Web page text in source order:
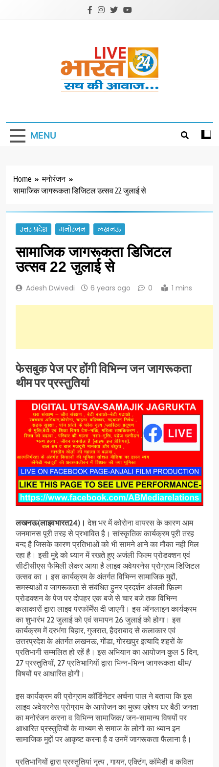
MENU
Home
मनोरंजन
सामाजिक जागरूकता डिजिटल उत्सव 22 जुलाई से
उत्तर प्रदेश मनोरंजन लखनऊ
सामाजिक जागरूकता डिजिटल
उत्सव 22 जुलाई से
Adesh Dwivedi 6 years ago 0 1 mins
फेसबुक पेज पर होंगी विभिन्न जन जागरूकता
थीम पर प्रस्तुतियां
लखनऊ(लाइवभारत24)। देश भर में कोरोना वायरस के कारण आम
जनमानस पूरी तरह से प्रभावित है। सांस्कृतिक कार्यक्रम पूरी तरह
बन्द है जिसके कारण प्रतिभाओं को भी सामने आने का मौका नही मिल
रहा है। इसी मुद्दे को ध्यान में रखते हुए अजंली फिल्म प्रोडक्शन एवं
सीटीसीएस फैमिली लेकर आया है लाइव अवेयरनेस प्रोग्राम डिजिटल
उत्सव का । इस कार्यक्रम के अंतर्गत विभिन्न सामाजिक मुद्दों,
समस्याओं व जागरूकता से संबंधित हुनर प्रदर्शन अंजली फ़िल्म
प्रोडक्शन के पेज पर दोपहर एक बजे से चार बजे तक विभिन्न
कलाकारों द्वारा लाइव परफॉर्मेंस दी जाएगी। इस ऑनलाइन कार्यक्रम
का शुभारंभ 22 जुलाई को एवं समापन 26 जुलाई को होगा। इस
कार्यक्रम में दरभंगा बिहार, गुजरात, हैदराबाद से कलाकार एवं
उत्तरप्रदेश के अंतर्गत लखनऊ, गोंडा, गोरखपुर इत्यादि शहरों के
प्रतिभागी सम्मलित हो रहें है। इस अभियान का आयोजन कुल 5 दिन,
27 प्रस्तुतियॉं, 27 प्रतिभागियों द्वारा भिन्न-भिन्न जागरूकता थीम/
विषयों पर आधारित होगी।
इस कार्यक्रम की प्रोग्राम कॉर्डिनेटर अर्चना पाल ने बताया कि इस
लाइव अवेयरनेस प्रोग्राम के आयोजन का मुख्य उद्देश्य घर बैठी जनता
का मनोरंजन करना व विभिन्न सामाजिक/ जन-सामान्य विषयों पर
आधारित प्रस्तुतियों के माध्यम से समाज के लोगों का ध्यान इन
सामाजिक मुद्दों पर आकृष्ट करना है व उनमें जागरूकता फैलाना है।
प्रतिभागियों द्वारा प्रस्तुतियां नृत्य , गायन, एक्टिंग, कॉमेडी व कविता